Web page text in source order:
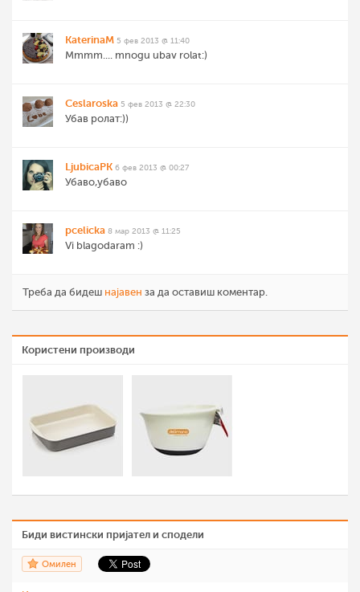
KaterinaM 5 фев 2013 @ 11:40
Mmmm.... mnogu ubav rolat:)
Ceslaroska 5 фев 2013 @ 22:30
Убав ролат:))
LjubicaPK 6 фев 2013 @ 00:27
Убаво,убаво
pcelicka 8 мар 2013 @ 11:25
Vi blagodaram :)
Треба да бидеш најавен за да оставиш коментар.
Користени производи
Биди вистински пријател и сподели
Омилен